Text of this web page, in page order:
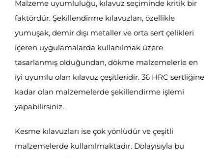
Malzeme uyumluluğu, kılavuz seçiminde kritik bir
faktördür. Şekillendirme kılavuzları, özellikle
yumuşak, demir dışı metaller ve orta sert çelikleri
içeren uygulamalarda kullanılmak üzere
tasarlanmış olduğundan, dökme malzemelerle en
iyi uyumlu olan kılavuz çeşitleridir. 36 HRC sertliğine
kadar olan malzemelerde şekillendirme işlemi
yapabilirsiniz.
Kesme kılavuzları ise çok yönlüdür ve çeşitli
malzemelerde kullanılmaktadır. Dolayısıyla bu